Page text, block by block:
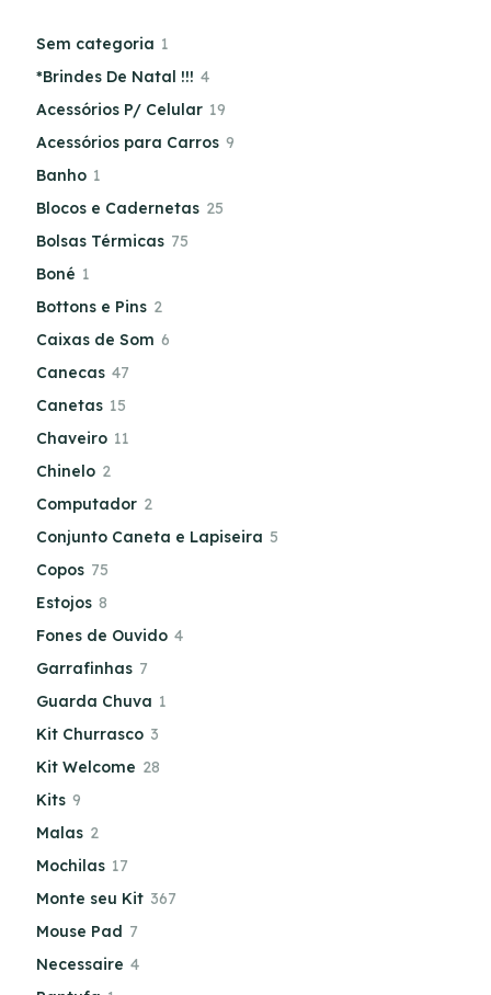
Sem categoria 1
*Brindes De Natal !!! 4
Acessórios P/ Celular 19
Acessórios para Carros 9
Banho 1
Blocos e Cadernetas 25
Bolsas Térmicas 75
Boné 1
Bottons e Pins 2
Caixas de Som 6
Canecas 47
Canetas 15
Chaveiro 11
Chinelo 2
Computador 2
Conjunto Caneta e Lapiseira 5
Copos 75
Estojos 8
Fones de Ouvido 4
Garrafinhas 7
Guarda Chuva 1
Kit Churrasco 3
Kit Welcome 28
Kits 9
Malas 2
Mochilas 17
Monte seu Kit 367
Mouse Pad 7
Necessaire 4